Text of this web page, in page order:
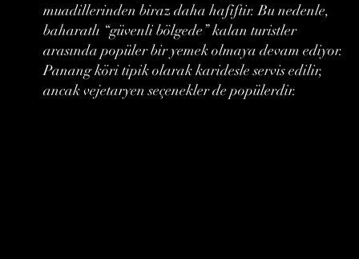
muadillerinden biraz daha hafiftir. Bu nedenle,
baharatlı “güvenli bölgede” kalan turistler
arasında popüler bir yemek olmaya devam ediyor.
Panang köri tipik olarak karidesle servis edilir,
ancak vejetaryen seçenekler de popülerdir.